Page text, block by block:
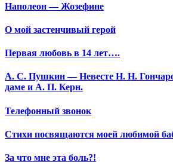
Наполеон — Жозефине
О мой застенчивый герой
Первая любовь в 14 лет….
А. С. Пушкин — Невесте Н. Н.
даме и А. П. Керн.
Телефонный звонок
Стихи посвящаются моей любимой
За что мне эта боль?!